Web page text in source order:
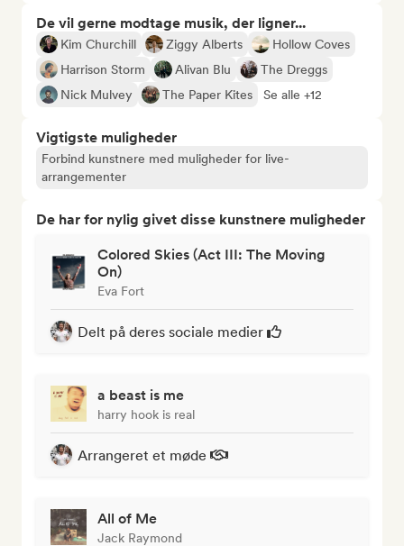
De vil gerne modtage musik, der ligner...
Kim Churchill Ziggy Alberts
Hollow Coves
Harrison Storm
Alivan Blu
The Dreggs
Nick Mulvey
The Paper Kites Se alle +12
Vigtigste muligheder
Forbind kunstnere med muligheder for live-
arrangementer
De har for nylig givet disse kunstnere muligheder
Colored Skies (Act III: The Moving
On)
Eva Fort
Delt på deres sociale medier
a beast is me
harry hook is real
Arrangeret et møde
All of Me
Jack Raymond